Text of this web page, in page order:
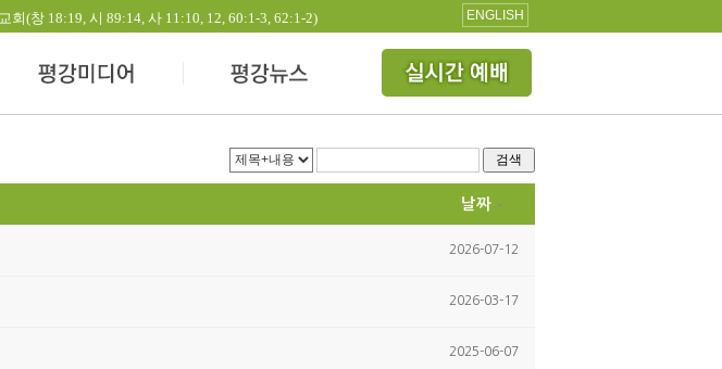
(창 18:19, 시 89:14, 사 11:10, 12, 60:1-3, 62:1-2) ENGLISH
검색
날짜
2026-07-12
2026-03-17
2025-06-07